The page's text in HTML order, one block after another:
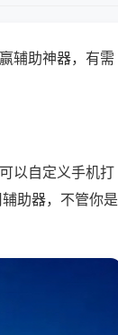
辅助神器，有需
以自定义手机打
助器，不管你是